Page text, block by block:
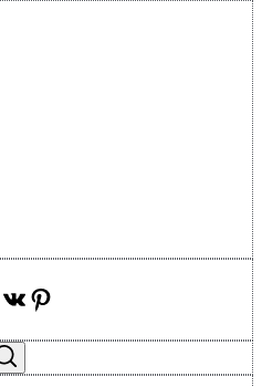
ВКонтакте
Pinterest